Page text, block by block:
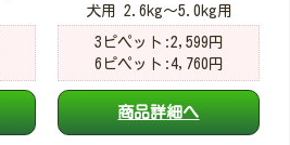
犬用 2.6kg～5.0kg用
3ピペット:2,599円
6ピペット:4,760円
商品詳細へ